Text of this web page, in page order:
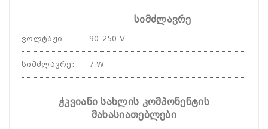
სიმძლავრე
ვოლტაჟი: 90-250 V
სიმძლავრე : 7 W
ჭკვიანი სახლის კომპონენტის
მახასიათებლები